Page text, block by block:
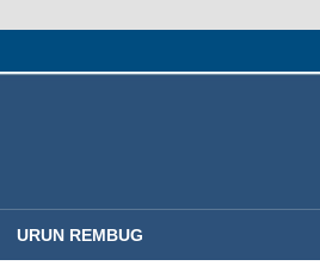
URUN REMBUG